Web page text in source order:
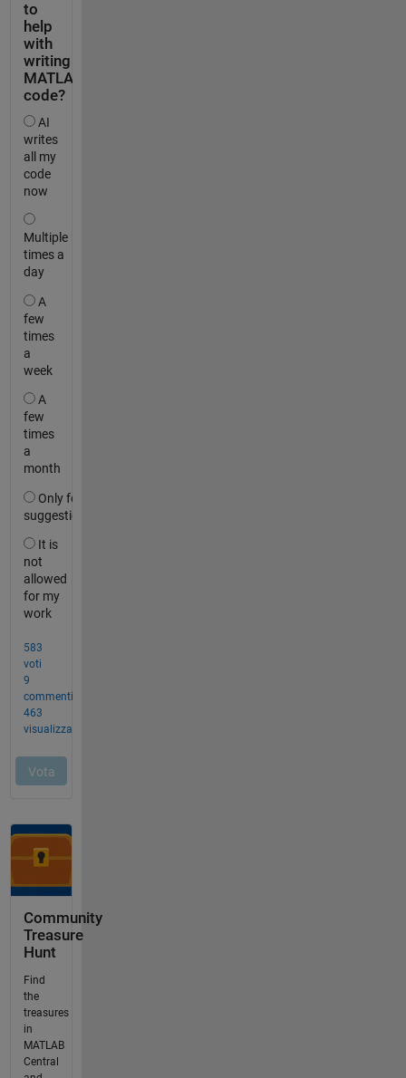
Community
Treasure
Hunt
Find
the
treasures
in
MATLAB
Central